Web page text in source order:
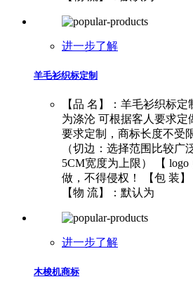
进一步了解
羊毛衫织标定制
【品 名】：羊毛衫织标
为涤沦 可根据客人要求定
要求定制，商标长度不受
（切边：选择范围比较广
5CM宽度为上限） 【
做，不得侵权！ 【包 装
【物 流】：默认为
进一步了解
木梭机商标